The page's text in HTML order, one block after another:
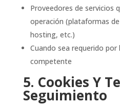
Proveedores de servicios
operación (plataformas
hosting, etc.)
Cuando sea requerido
competente
5. Cookies Y
Seguimiento